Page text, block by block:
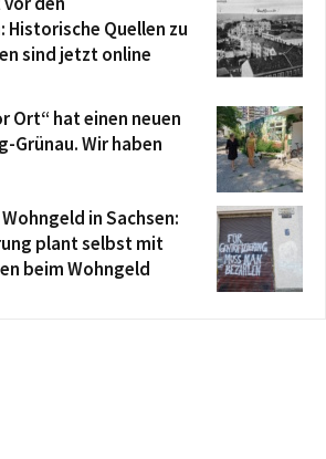
Historische Quellen zu
sind jetzt online
Ort“ hat einen neuen
Grünau. Wir haben
in Sachsen:
plant selbst mit
beim Wohngeld